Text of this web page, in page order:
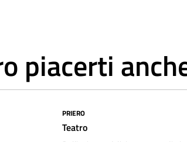
piacerti
PRIERO
Teatro